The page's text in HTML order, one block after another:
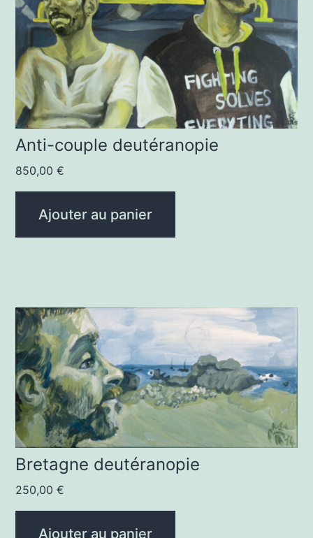
Anti-couple deutéranopie
850,00€
Ajouter au panier
Bretagne deutéranopie
250,00€
Ajouter au panier